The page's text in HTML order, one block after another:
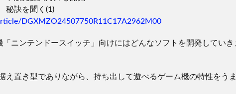
秘訣を聞く(1)
DGXMZO24507750R11C17A2962M00
ニンテンドースイッチ」向けにはどんなソフトを開発していき
え置き型でありながら、持ち出して遊べるゲーム機の特性をう